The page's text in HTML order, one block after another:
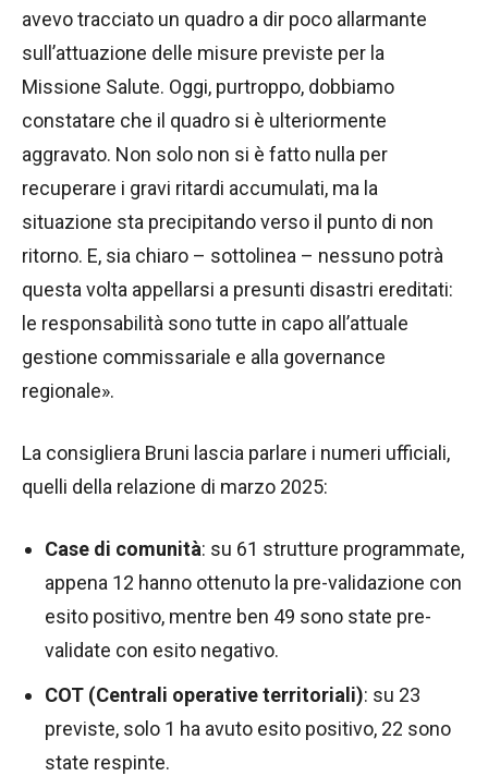
avevo tracciato un quadro a dir poco allarmante
sull’attuazione delle misure previste per la
Missione Salute. Oggi, purtroppo, dobbiamo
constatare che il quadro si è ulteriormente
aggravato. Non solo non si è fatto nulla per
recuperare i gravi ritardi accumulati, ma la
situazione sta precipitando verso il punto di non
ritorno. E, sia chiaro – sottolinea – nessuno potrà
questa volta appellarsi a presunti disastri ereditati:
le responsabilità sono tutte in capo all’attuale
gestione commissariale e alla governance
regionale».
La consigliera Bruni lascia parlare i numeri ufficiali,
quelli della relazione di marzo 2025:
Case di comunità: su 61 strutture programmate,
appena 12 hanno ottenuto la pre-validazione con
esito positivo, mentre ben 49 sono state pre-
validate con esito negativo.
COT (Centrali operative territoriali): su 23
previste, solo 1 ha avuto esito positivo, 22 sono
state respinte.